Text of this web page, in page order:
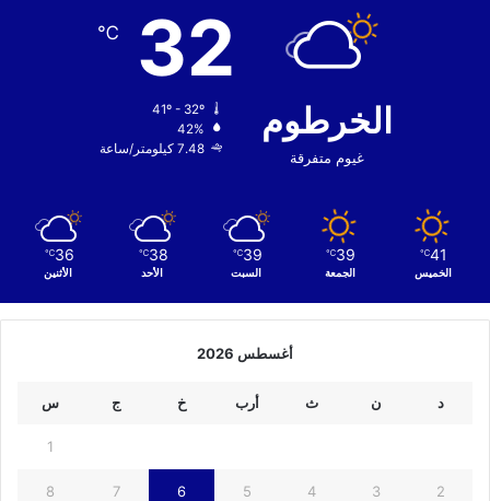
الخرطوم
غيوم متفرقة
32
℃
42%
7.48 كيلومتر/ساعة
41
℃
الخميس
39
℃
الجمعة
39
℃
السبت
38
℃
الأحد
36
℃
الأثنين
أغسطس 2026
د ن ث أرب خ ج س
1
2
3
4
5
6
7
8